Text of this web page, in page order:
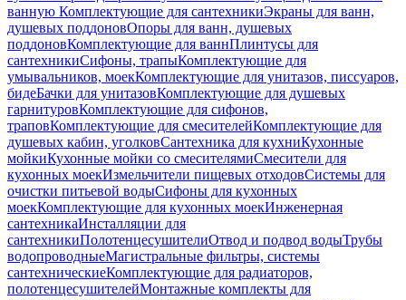
ванную Комплектующие для сантехникиЭкраны для ванн,
душевых поддоновОпоры для ванн, душевых
поддоновКомплектующие для ваннПлинтусы для
сантехникиСифоны, трапыКомплектующие для
умывальников, моекКомплектующие для унитазов, писсуаров,
бидеБачки для унитазовКомплектующие для душевых
гарнитуровКомплектующие для сифонов,
траповКомплектующие для смесителейКомплектующие для
душевых кабин, уголковСантехника для кухниКухонные
мойкиКухонные мойки со смесителямиСмесители для
кухонных моекИзмельчители пищевых отходовСистемы для
очистки питьевой водыСифоны для кухонных
моекКомплектующие для кухонных моекИнженерная
сантехникаИнсталляции для
сантехникиПолотенцесушителиОтвод и подвод водыТрубы
водопроводныеМагистральные фильтры, системы
сантехническиеКомплектующие для радиаторов,
полотенцесушителейМонтажные комплекты для